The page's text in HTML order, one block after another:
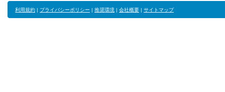
利用規約 | プライバシーポリシー | 推奨環境 | 会社概要 | サイトマップ